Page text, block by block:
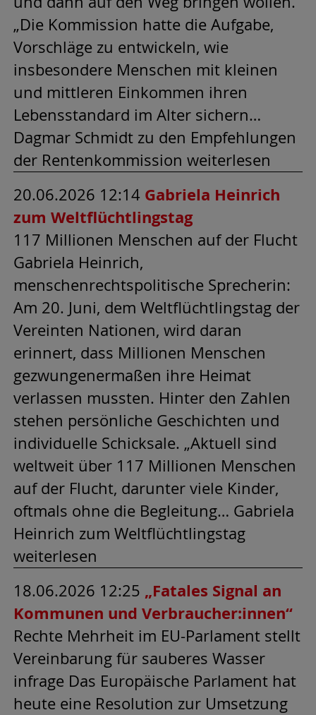
„Die Kommission hatte die Aufgabe,
Vorschläge zu entwickeln, wie
insbesondere Menschen mit kleinen
und mittleren Einkommen ihren
Lebensstandard im Alter sichern…
Dagmar Schmidt zu den Empfehlungen
der Rentenkommission weiterlesen
20.06.2026 12:14 Gabriela Heinrich
zum Weltflüchtlingstag
117 Millionen Menschen auf der Flucht
Gabriela Heinrich,
menschenrechtspolitische Sprecherin:
Am 20. Juni, dem Weltflüchtlingstag der
Vereinten Nationen, wird daran
erinnert, dass Millionen Menschen
gezwungenermaßen ihre Heimat
verlassen mussten. Hinter den Zahlen
stehen persönliche Geschichten und
individuelle Schicksale. „Aktuell sind
weltweit über 117 Millionen Menschen
auf der Flucht, darunter viele Kinder,
oftmals ohne die Begleitung… Gabriela
Heinrich zum Weltflüchtlingstag
weiterlesen
18.06.2026 12:25 „Fatales Signal an
Kommunen und Verbraucher:innen“
Rechte Mehrheit im EU-Parlament stellt
Vereinbarung für sauberes Wasser
infrage Das Europäische Parlament hat
heute eine Resolution zur Umsetzung